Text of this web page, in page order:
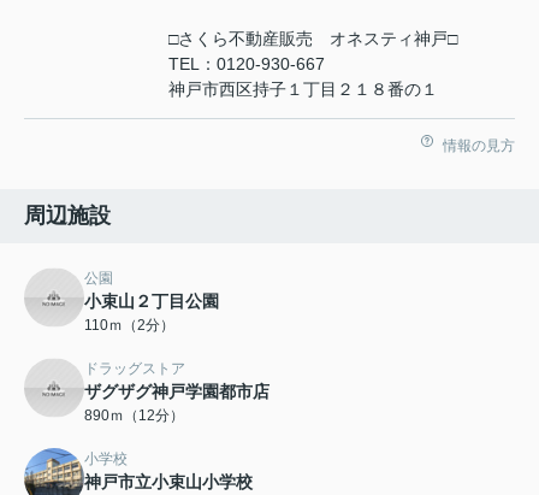
□さくら不動産販売 オネスティ神戸□
TEL：0120-930-667
神戸市西区持子１丁目２１８番の１
情報の見方
周辺施設
公園
小束山２丁目公園
110ｍ（2分）
ドラッグストア
ザグザグ神戸学園都市店
890ｍ（12分）
小学校
神戸市立小束山小学校